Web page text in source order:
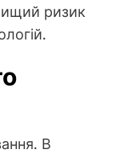
ризик
В